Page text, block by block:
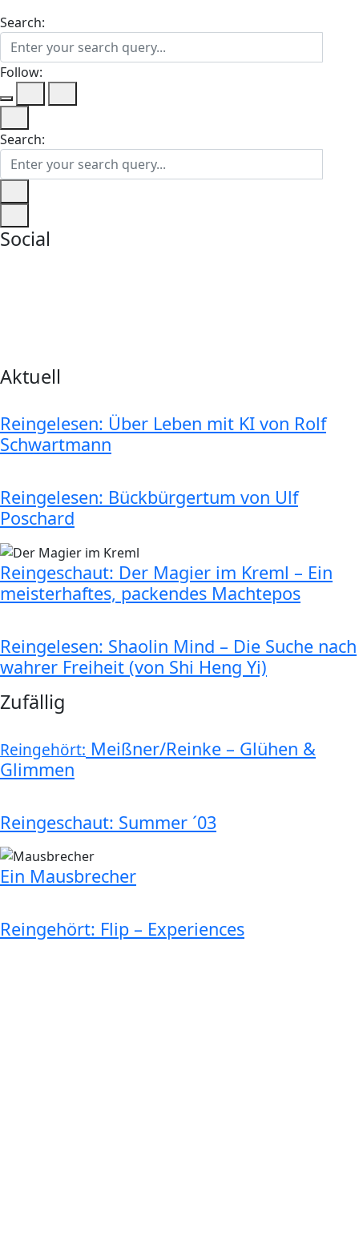
Search:
Follow:
Search:
Social
Aktuell
Reingelesen: Über Leben mit KI von Rolf
Schwartmann
Reingelesen: Bückbürgertum von Ulf
Poschard
Reingeschaut: Der Magier im Kreml – Ein
meisterhaftes, packendes Machtepos
Reingelesen: Shaolin Mind – Die Suche nach
wahrer Freiheit (von Shi Heng Yi)
Zufällig
Reingehört: Meißner/Reinke – Glühen &
Glimmen
Reingeschaut: Summer ´03
Ein Mausbrecher
Reingehört: Flip – Experiences